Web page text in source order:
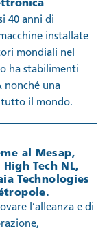
40 anni di
installate
mondiali nel
ha stabilimenti
nonché una
tutto il mondo.
al Mesap,
Tech NL,
Technologies
l’alleanza e di